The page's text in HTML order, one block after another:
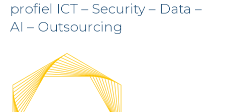
profiel ICT – Security – Data –
AI – Outsourcing